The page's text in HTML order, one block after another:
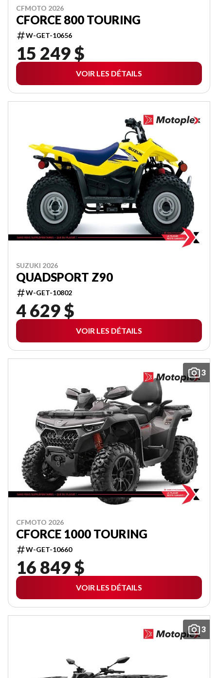
CFMOTO 2026
CFORCE 800 TOURING
W-GET-10656
15 249 $
VOIR LES DÉTAILS
SUZUKI 2026
QUADSPORT Z90
W-GET-10802
4 629 $
VOIR LES DÉTAILS
3
CFMOTO 2026
CFORCE 1000 TOURING
W-GET-10660
16 849 $
VOIR LES DÉTAILS
3